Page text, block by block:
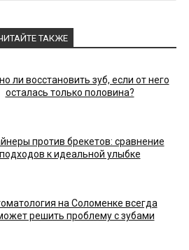
ТАКЖЕ
ли восстановить зуб, если от него
осталась только половина?
против брекетов: сравнение
подходов к идеальной улыбке
на Соломенке всегда
решить проблему с зубами